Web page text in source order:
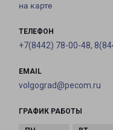
на карте
ТЕЛЕФОН
+7(8442) 78-00-48,
EMAIL
volgograd@pecom.ru
ГРАФИК РАБОТЫ